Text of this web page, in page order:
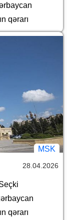
qərarı
MSK
28.04.2026
qərarı